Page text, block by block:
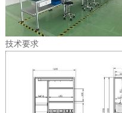
技术要求